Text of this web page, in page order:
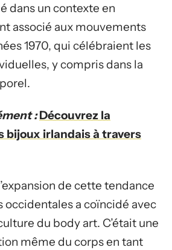
dans un contexte en
associé aux mouvements
1970, qui célébraient les
y compris dans la
: Découvrez la
bijoux irlandais à travers
de cette tendance
occidentales a coïncidé avec
du body art. C’était une
même du corps en tant